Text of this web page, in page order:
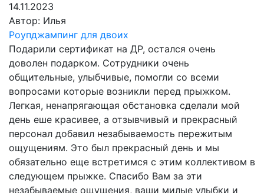
14.11.2023
Автор: Илья
Роупджампинг для двоих
Подарили сертификат на ДР, остался очень
доволен подарком. Сотрудники очень
общительные, улыбчивые, помогли со всеми
вопросами которые возникли перед прыжком.
Легкая, ненапрягающая обстановка сделали мой
день еше красивее, а отзывчивый и прекрасный
персонал добавил незабываемость пережитым
ощущениям. Это был прекрасный день и мы
обязательно еще встретимся с этим коллективом в
следующем прыжке. Спасибо Вам за эти
незабываемые ощущения, ваши милые улыбки и